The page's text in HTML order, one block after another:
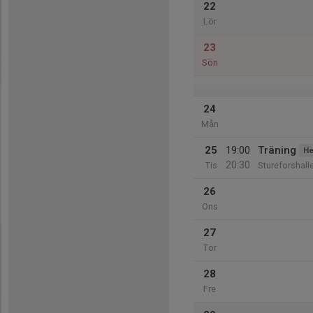
22
Lör
23
Sön
24
Mån
25
Tis
19:00
20:30
Träning
26
Ons
27
Tor
28
Fre